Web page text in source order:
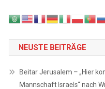
NEUSTE BEITRÄGE
Beitar Jerusalem – „Hier
Mannschaft Israels“ nach